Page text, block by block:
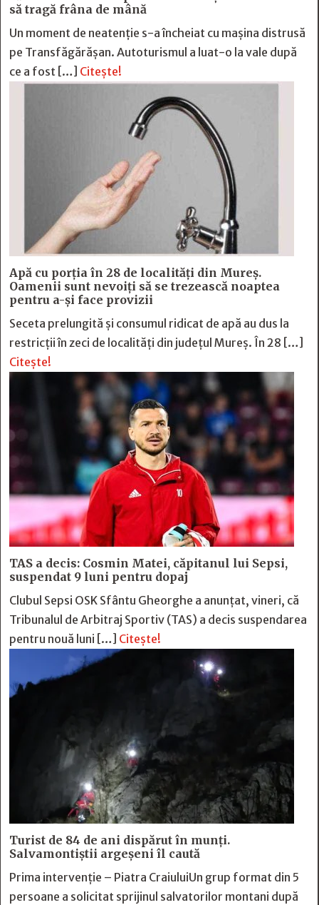
să tragă frâna de mână
Un moment de neatenție s-a încheiat cu mașina distrusă
pe Transfăgărășan. Autoturismul a luat-o la vale după
ce a fost […] Citește!
Apă cu porția în 28 de localități din Mureș.
Oamenii sunt nevoiți să se trezească noaptea
pentru a-și face provizii
Seceta prelungită și consumul ridicat de apă au dus la
restricții în zeci de localități din județul Mureș. În 28 […]
Citește!
TAS a decis: Cosmin Matei, căpitanul lui Sepsi,
suspendat 9 luni pentru dopaj
Clubul Sepsi OSK Sfântu Gheorghe a anunțat, vineri, că
Tribunalul de Arbitraj Sportiv (TAS) a decis suspendarea
pentru nouă luni […] Citește!
Turist de 84 de ani dispărut în munți.
Salvamontiștii argeșeni îl caută
Prima intervenție – Piatra CraiuluiUn grup format din 5
persoane a solicitat sprijinul salvatorilor montani după